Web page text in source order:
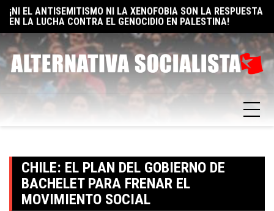
Skip
content
ELON MUSK: UN BILLÓN Y UNO RAZONES PARA SER
SOCIALISTA
CHILE: EL PLAN DEL GOBIERNO DE
BACHELET PARA FRENAR EL
MOVIMIENTO SOCIAL